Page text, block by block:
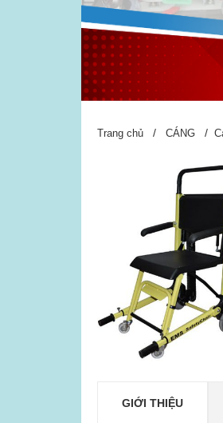
Trang chủ / CÁNG /
GIỚI THIỆU